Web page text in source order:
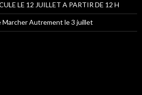
LE 12 JUILLET A PARTIR DE 12 H
Marcher Autrement le 3 juillet